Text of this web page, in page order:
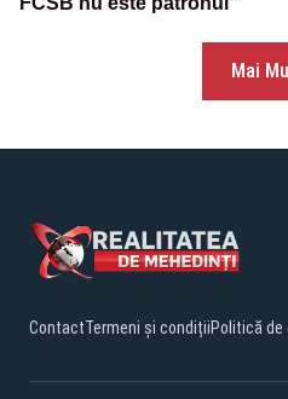
Mai
ContactTermeni și condițiiPolitică